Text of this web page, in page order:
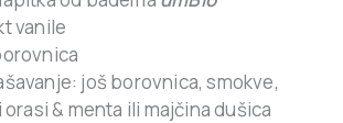
vanile
još borovnica, smokve,
& menta ili majčina dušica